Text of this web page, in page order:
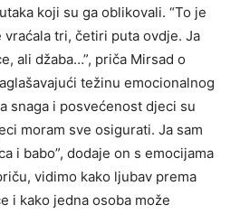
koji su ga oblikovali. “To je
vraćala tri, četiri puta ovdje. Ja
ali džaba…”, priča Mirsad o
težinu emocionalnog
snaga i posvećenost djeci su
moram sve osigurati. Ja sam
i babo”, dodaje on s emocijama
vidimo kako ljubav prema
i kako jedna osoba može